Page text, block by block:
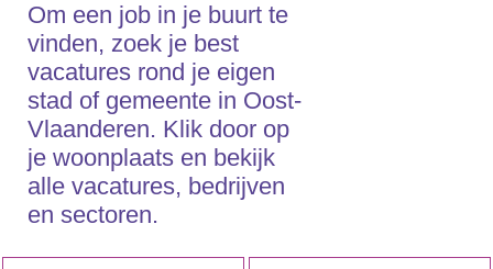
Om een job in je buurt te
vinden, zoek je best
vacatures rond je eigen
stad of gemeente in Oost-
Vlaanderen. Klik door op
je woonplaats en bekijk
alle vacatures, bedrijven
en sectoren.